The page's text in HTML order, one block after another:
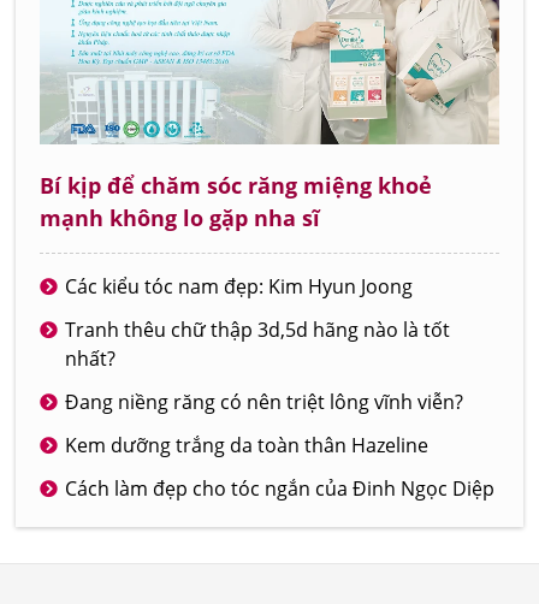
Bí kịp để chăm sóc răng miệng khoẻ
mạnh không lo gặp nha sĩ
Các kiểu tóc nam đẹp: Kim Hyun Joong
Tranh thêu chữ thập 3d,5d hãng nào là tốt
nhất?
Đang niềng răng có nên triệt lông vĩnh viễn?
Kem dưỡng trắng da toàn thân Hazeline
Cách làm đẹp cho tóc ngắn của Đinh Ngọc Diệp